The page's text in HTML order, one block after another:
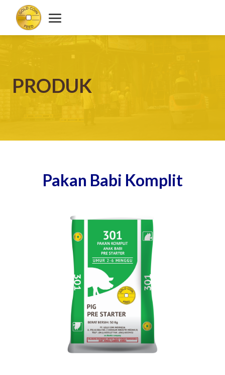
PRODUK
Pakan Babi Komplit